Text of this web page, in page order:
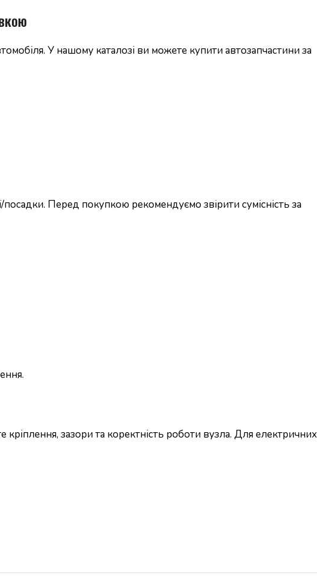
У нашому каталозі ви можете купити автозапчастини за
Перед покупкою рекомендуємо звірити сумісність за
зазори та коректність роботи вузла. Для електричних